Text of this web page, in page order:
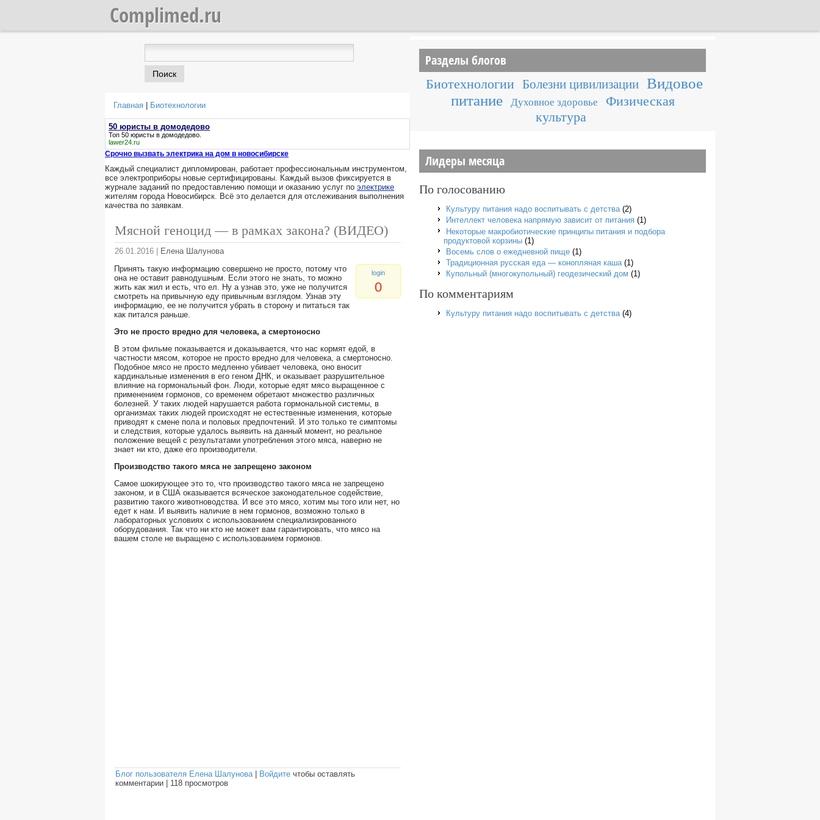
Complimed.ru
Вы здесь
Главная | Биотехнологии
50 юристы в домодедово
Топ 50 юристы в домодедово
lawer24.ru
Срочно вызвать электрика на дом в новосибирске
Каждый специалист дипломирован, работает профессиональным инструментом,
все электроприборы новые сертифицированы. Каждый вызов фиксируется в
журнале заданий по предоставлению помощи и оказанию услуг по электрике
жителям города Новосибирск. Всё это делается для отслеживания выполнения
качества по заявкам.
Мясной геноцид — в рамках закона? (ВИДЕО)
26.01.2016 | Елена Шалунова
login
0
Принять такую информацию совершено не просто, потому что
она не оставит равнодушным. Если этого не знать, то можно
жить как жил и есть, что ел. Ну а узнав это, уже не получится
смотреть на привычную еду привычным взглядом. Узнав эту
информацию, ее не получится убрать в сторону и питаться так
как питался раньше.
Это не просто вредно для человека, а смертоносно
В этом фильме показывается и доказывается, что нас кормят едой, в
частности мясом, которое не просто вредно для человека, а смертоносно.
Подобное мясо не просто медленно убивает человека, оно вносит
кардинальные изменения в его геном ДНК, и оказывает разрушительное
влияние на гормональный фон. Люди, которые едят мясо выращенное с
применением гормонов, со временем обретают множество различных
болезней. У таких людей нарушается работа гормональной системы, в
организмах таких людей происходят не естественные изменения, которые
приводят к смене пола и половых предпочтений. И это только те симптомы
и следствия, которые удалось выявить на данный момент, но реальное
положение вещей с результатами употребления этого мяса, наверно не
знает ни кто, даже его производители.
Производство такого мяса не запрещено законом
Самое шокирующее это то, что производство такого мяса не запрещено
законом, и в США оказывается всяческое законодательное содействие,
развитию такого животноводства. И все это мясо, хотим мы того или нет, но
едет к нам. И выявить наличие в нем гормонов, возможно только в
лабораторных условиях с использованием специализированного
оборудования. Так что ни кто не может вам гарантировать, что мясо на
вашем столе не выращено с использованием гормонов.
Блог пользователя Елена Шалунова | Войдите чтобы оставлять
комментарии | 118 просмотров
Разделы блогов
Биотехнологии Болезни цивилизации Видовое
питание
Духовное здоровье
Физическая
культура
Лидеры месяца
По голосованию
Культуру питания надо воспитывать с детства (2)
Интеллект человека напрямую зависит от питания (1)
Некоторые макробиотические принципы питания и подбора
продуктовой корзины (1)
Восемь слов о ежедневной пище (1)
Традиционная русская еда — конопляная каша (1)
Купольный (многокупольный) геодезический дом (1)
По комментариям
Культуру питания надо воспитывать с детства (4)